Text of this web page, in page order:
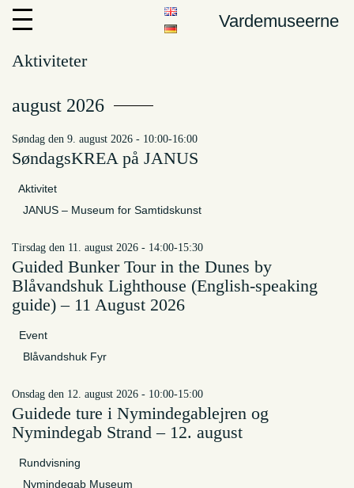
Vardemuseerne
Aktiviteter
august 2026
søndag den 9. august 2026 - 10:00-16:00
SøndagsKREA på JANUS
Aktivitet
JANUS – Museum for Samtidskunst
tirsdag den 11. august 2026 - 14:00-15:30
Guided Bunker Tour in the Dunes by
Blåvandshuk Lighthouse (English-speaking
guide) – 11 August 2026
Event
Blåvandshuk Fyr
onsdag den 12. august 2026 - 10:00-15:00
Guidede ture i Nymindegablejren og
Nymindegab Strand – 12. august
Rundvisning
Nymindegab Museum